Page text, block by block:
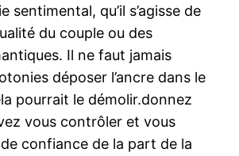
sentimental, qu’il s’agisse de
du couple ou des
Il ne faut jamais
déposer l’ancre dans le
pourrait le démolir.donnez
vous contrôler et vous
confiance de la part de la